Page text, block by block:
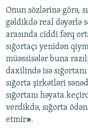
Onun sözlərinə görə,
gəldikdə real dəyərlə
arasında ciddi fərq
sığortaçı yenidən
müəssisələr buna
daxilində isə
sığorta şirkətləri
sığortanı həyata
verdikdə, sığorta
etmir».